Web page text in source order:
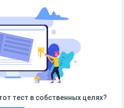
тест в собственных целях?